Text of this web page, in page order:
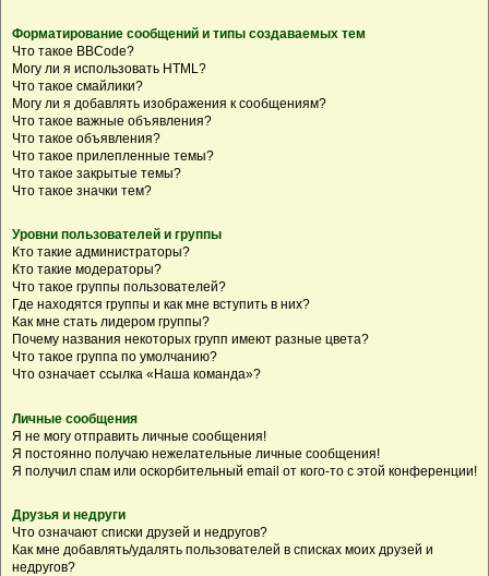
Форматирование сообщений и типы создаваемых тем
Что такое BBCode?
Могу ли я использовать HTML?
Что такое смайлики?
Могу ли я добавлять изображения к сообщениям?
Что такое важные объявления?
Что такое объявления?
Что такое прилепленные темы?
Что такое закрытые темы?
Что такое значки тем?
Уровни пользователей и группы
Кто такие администраторы?
Кто такие модераторы?
Что такое группы пользователей?
Где находятся группы и как мне вступить в них?
Как мне стать лидером группы?
Почему названия некоторых групп имеют разные цвета?
Что такое группа по умолчанию?
Что означает ссылка «Наша команда»?
Личные сообщения
Я не могу отправить личные сообщения!
Я постоянно получаю нежелательные личные сообщения!
Я получил спам или оскорбительный email от кого-то с этой конференции!
Друзья и недруги
Что означают списки друзей и недругов?
Как мне добавлять/удалять пользователей в списках моих друзей и
недругов?